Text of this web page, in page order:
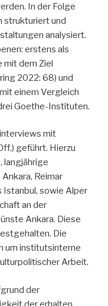
In der Folge
strukturiert und
analysiert.
erstens als
mit dem Ziel
2022: 68) und
einem Vergleich
Goethe-Instituten.
mit
geführt. Hierzu
langjährige
Reimar
sowie Alper
an der
Ankara. Diese
Die
um institutsinterne
Arbeit.
der